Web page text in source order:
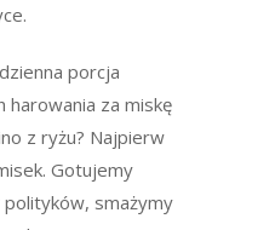
porcja
harowania za miskę
z ryżu? Najpierw
Gotujemy
smażymy